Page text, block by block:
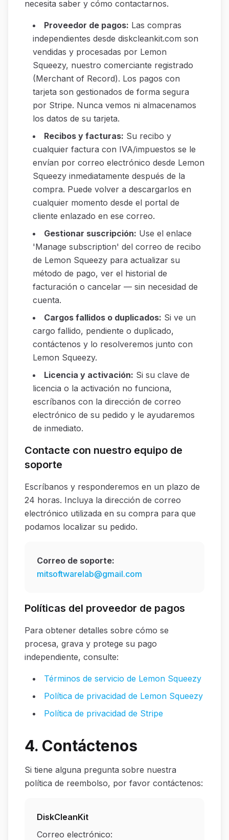
necesita saber y cómo contactarnos.
Proveedor de pagos: Las compras
independientes desde diskcleankit.com son
vendidas y procesadas por Lemon
Squeezy, nuestro comerciante registrado
(Merchant of Record). Los pagos con
tarjeta son gestionados de forma segura
por Stripe. Nunca vemos ni almacenamos
los datos de su tarjeta.
Recibos y facturas: Su recibo y
cualquier factura con IVA/impuestos se le
envían por correo electrónico desde Lemon
Squeezy inmediatamente después de la
compra. Puede volver a descargarlos en
cualquier momento desde el portal de
cliente enlazado en ese correo.
Gestionar suscripción: Use el enlace
'Manage subscription' del correo de recibo
de Lemon Squeezy para actualizar su
método de pago, ver el historial de
facturación o cancelar — sin necesidad de
cuenta.
Cargos fallidos o duplicados: Si ve un
cargo fallido, pendiente o duplicado,
contáctenos y lo resolveremos junto con
Lemon Squeezy.
Licencia y activación: Si su clave de
licencia o la activación no funciona,
escríbanos con la dirección de correo
electrónico de su pedido y le ayudaremos
de inmediato.
Contacte con nuestro equipo de
soporte
Escríbanos y responderemos en un plazo de
24 horas. Incluya la dirección de correo
electrónico utilizada en su compra para que
podamos localizar su pedido.
Correo de soporte:
mitsoftwarelab@gmail.com
Políticas del proveedor de pagos
Para obtener detalles sobre cómo se
procesa, grava y protege su pago
independiente, consulte:
Términos de servicio de Lemon Squeezy
Política de privacidad de Lemon Squeezy
Política de privacidad de Stripe
4. Contáctenos
Si tiene alguna pregunta sobre nuestra
política de reembolso, por favor contáctenos:
DiskCleanKit
Correo electrónico: